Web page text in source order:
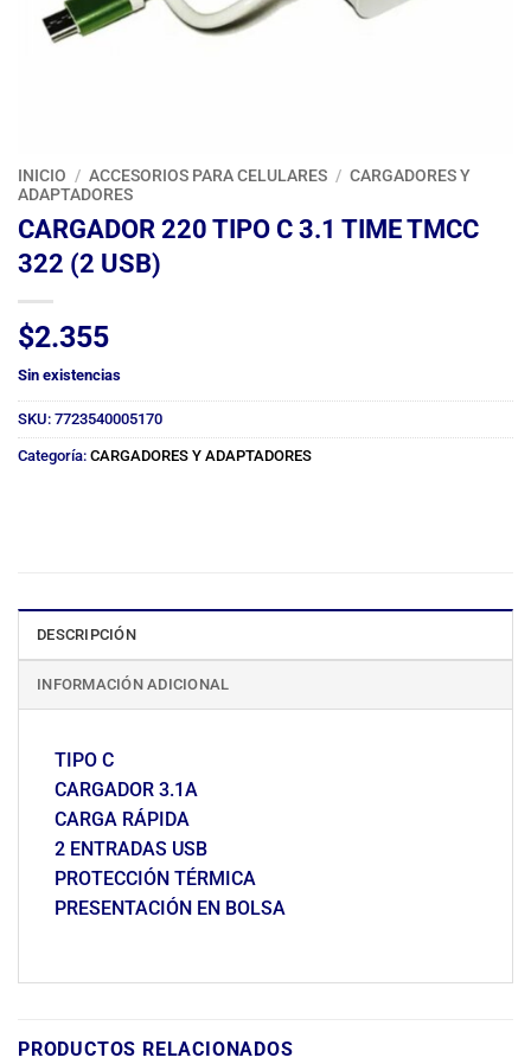
INICIO / ACCESORIOS PARA CELULARES / CARGADORES Y
ADAPTADORES
CARGADOR 220 TIPO C 3.1 TIME TMCC
322 (2 USB)
$2.355
Sin existencias
SKU: 7723540005170
Categoría: CARGADORES Y ADAPTADORES
DESCRIPCIÓN
INFORMACIÓN ADICIONAL
TIPO C
CARGADOR 3.1A
CARGA RÁPIDA
2 ENTRADAS USB
PROTECCIÓN TÉRMICA
PRESENTACIÓN EN BOLSA
PRODUCTOS RELACIONADOS